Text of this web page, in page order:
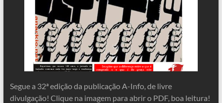
Segue a 32ª edição da publicação A-Info, de livre
divulgação! Clique na imagem para abrir o PDF, boa leitura!